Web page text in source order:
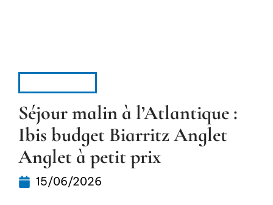
Séjour malin à l’Atlantique :
Ibis budget Biarritz Anglet
Anglet à petit prix
15/06/2026